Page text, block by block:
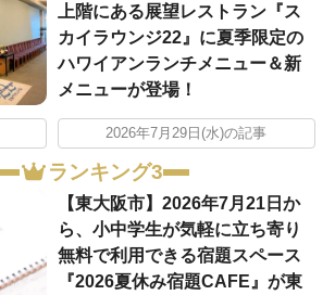
上階にある展望レストラン『ス
カイラウンジ22』に夏季限定の
ハワイアンランチメニュー＆新
メニューが登場！
2026年7月29日(水)の記事
ランキング3
【東大阪市】2026年7月21日か
ら、小中学生が気軽に立ち寄り
無料で利用できる宿題スペース
『2026夏休み宿題CAFE』が東